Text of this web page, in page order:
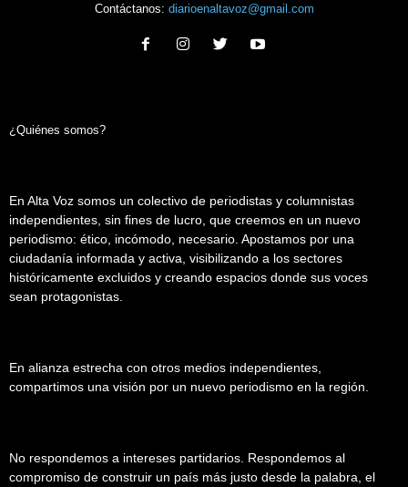
Contáctanos: diarioenaltavoz@gmail.com
¿Quiénes somos?
En Alta Voz somos un colectivo de periodistas y columnistas
independientes, sin fines de lucro, que creemos en un nuevo
periodismo: ético, incómodo, necesario. Apostamos por una
ciudadanía informada y activa, visibilizando a los sectores
históricamente excluidos y creando espacios donde sus voces
sean protagonistas.
En alianza estrecha con otros medios independientes,
compartimos una visión por un nuevo periodismo en la región.
No respondemos a intereses partidarios. Respondemos al
compromiso de construir un país más justo desde la palabra, el